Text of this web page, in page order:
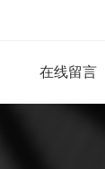
在线留言